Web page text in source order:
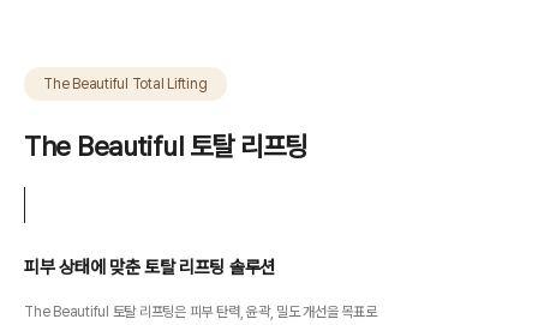
The Beautiful Total Lifting
The Beautiful 토탈 리프팅
피부 상태에 맞춘 토탈 리프팅 솔루션
The Beautiful 토탈 리프팅은 피부 탄력, 윤곽, 밀도 개선을 목표로